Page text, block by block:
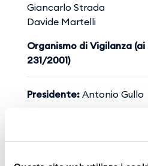
Giancarlo Strada
Davide Martelli
Organismo di Vigilanza (ai
231/2001)
Presidente: Antonio Gullo
Membro interno:Daniela